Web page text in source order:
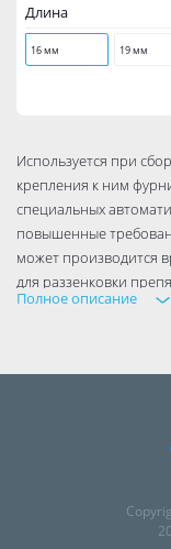
Длина
16 мм 19 мм
Используется при
крепления к ним
специальных
повышенные
может производится
для раззенковки
Материал: сталь 1022
Резьба: частый шаг
Полное описание